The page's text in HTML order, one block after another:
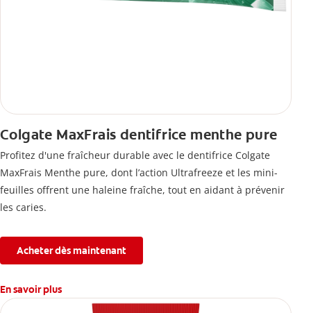
Colgate MaxFrais dentifrice menthe pure
Profitez d'une fraîcheur durable avec le dentifrice Colgate
MaxFrais Menthe pure, dont l’action Ultrafreeze et les mini-
feuilles offrent une haleine fraîche, tout en aidant à prévenir
les caries.
Acheter dès maintenant
En savoir plus